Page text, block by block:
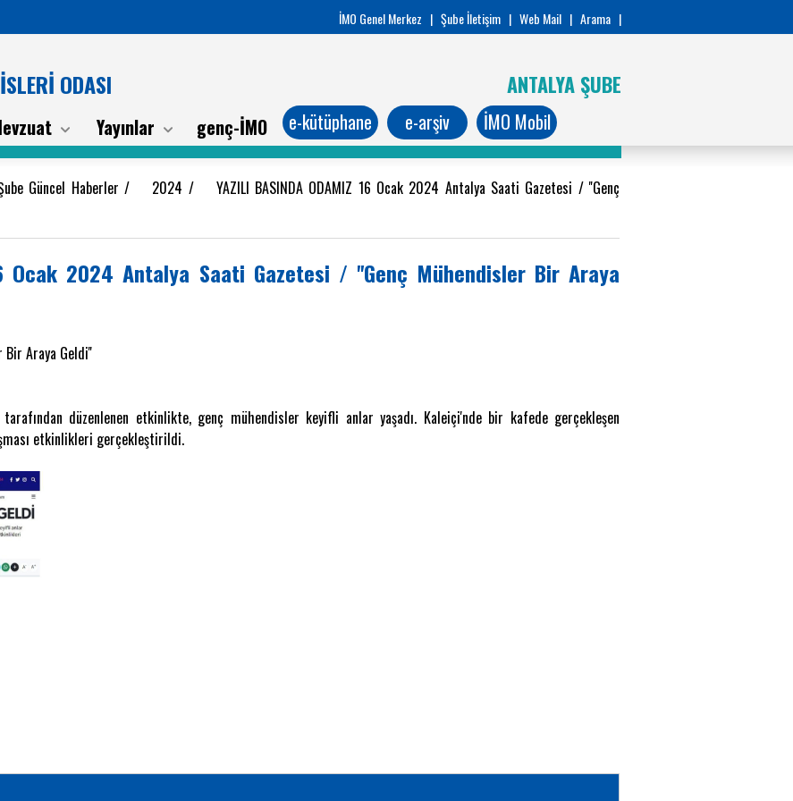
İMO Genel Merkez | Şube İletişim | Web Mail | Arama |
ODASI ANTALYA ŞUBE
Yayınlar genç-İMO e-kütüphane e-arşiv İMO Mobil
Güncel Haberler / 2024 / YAZILI BASINDA ODAMIZ 16 Ocak 2024 Antalya Saati Gazetesi / ''Genç
Ocak 2024 Antalya Saati Gazetesi / ''Genç Mühendisler Bir Araya
Araya Geldi''
düzenlenen etkinlikte, genç mühendisler keyifli anlar yaşadı. Kaleiçi'nde bir kafede gerçekleşen
etkinlikleri gerçekleştirildi.